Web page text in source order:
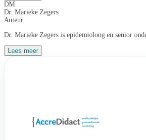
DM
Dr. Marieke Zegers
Auteur
Dr. Marieke Zegers is epidemioloog en senior
Lees meer